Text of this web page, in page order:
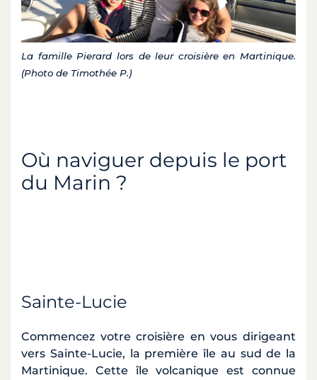
La famille Pierard lors de leur croisière en Martinique.
(Photo de Timothée P.)
Où naviguer depuis le port
du Marin ?
Sainte-Lucie
Commencez votre croisière en vous dirigeant
vers Sainte-Lucie, la première île au sud de la
Martinique. Cette île volcanique est connue